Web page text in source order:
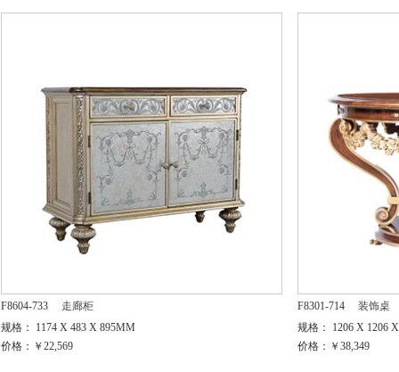
F8604-733
走廊柜
规格： 1174 X 483 X 895MM
价格：￥22,569
F8301-714
装饰桌
规格： 1206 X 1206
价格：￥38,349